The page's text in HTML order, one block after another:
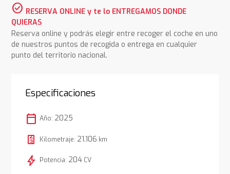
check_circle RESERVA ONLINE y te lo ENTREGAMOS DONDE
QUIERAS
Reserva online y podrás elegir entre recoger el coche en uno
de nuestros puntos de recogida o entrega en cualquier
punto del territorio nacional.
Especificaciones
calendar_today Año: 2025
Kilometraje: 21.106 km
bolt Potencia: 204CV